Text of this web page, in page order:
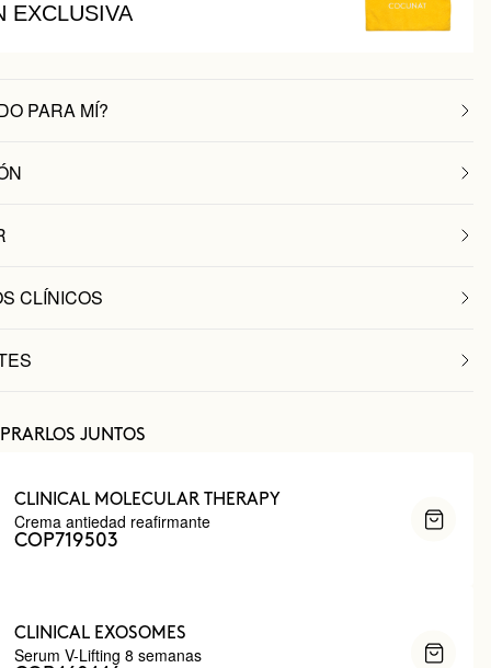
EXCLUSIVA
PARA MÍ?
CLÍNICOS
JUNTOS
CLINICAL MOLECULAR THERAPY
Crema antiedad reafirmante
COP719503
CLINICAL EXOSOMES
Serum V-Lifting 8 semanas